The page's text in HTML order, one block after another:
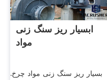
ابسیار ریز سنگ زنی
مواد
بسیار ریز سنگ زنی مواد چرخ.